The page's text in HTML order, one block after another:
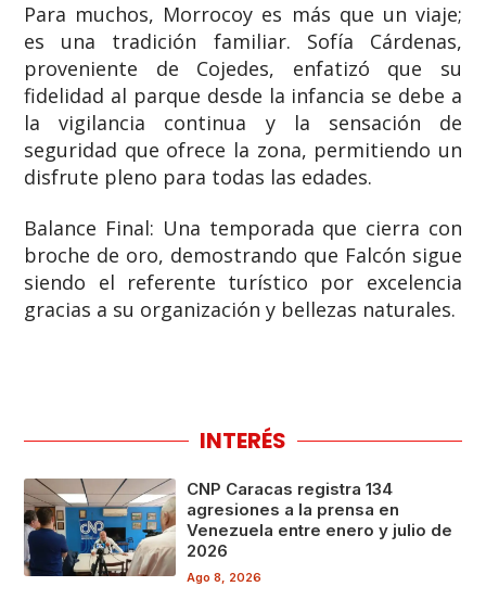
Para muchos, Morrocoy es más que un viaje;
es una tradición familiar. Sofía Cárdenas,
proveniente de Cojedes, enfatizó que su
fidelidad al parque desde la infancia se debe a
la vigilancia continua y la sensación de
seguridad que ofrece la zona, permitiendo un
disfrute pleno para todas las edades.
Balance Final: Una temporada que cierra con
broche de oro, demostrando que Falcón sigue
siendo el referente turístico por excelencia
gracias a su organización y bellezas naturales.
INTERÉS
CNP Caracas registra 134
agresiones a la prensa en
Venezuela entre enero y julio de
2026
Ago 8, 2026